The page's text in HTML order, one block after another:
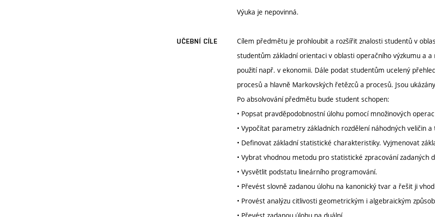
Výuka je nepovinná.
UČEBNÍ CÍLE
Cílem předmětu je prohloubit a rozšířit znalosti studentů v
studentům základní orientaci v oblasti operačního výzkumu a
použití např. v ekonomii. Dále podat studentům ucelený
procesů a hlavně Markovských řetězců a procesů. Jsou
Po absolvování předmětu bude student schopen:
• Popsat pravděpodobnostní úlohu pomocí množinových
• Vypočítat parametry základních rozdělení náhodných veličin
• Definovat základní statistické charakteristiky. Vyjmenovat
• Vybrat vhodnou metodu pro statistické zpracování
• Vysvětlit podstatu lineárního programování.
• Převést slovně zadanou úlohu na kanonický tvar a řešit ji
• Provést analýzu citlivosti geometrickým i algebraickým